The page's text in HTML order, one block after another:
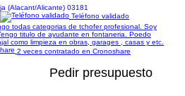
(Alacant/Alicante) 03181
Teléfono validado
todas categorias de tchofer profesional. Soy
titulo de ayudante en fontaneria. Poedo
como limpieza en obras, garages , casas y etc.
2 veces contratado en Cronoshare
Pedir presupuesto